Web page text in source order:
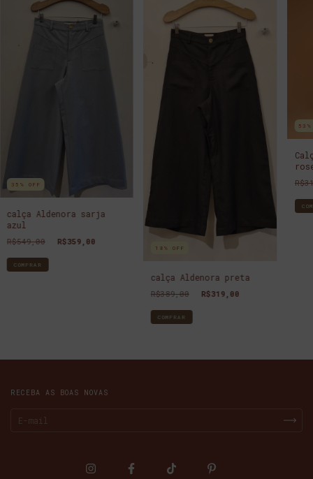
35 % OFF
calça Aldenora sarja
azul
R$549,00 R$359,00
COMPRAR
18 % OFF
calça Aldenora preta
R$389,00 R$319,00
COMPRAR
53
RECEBA AS BOAS NOVAS